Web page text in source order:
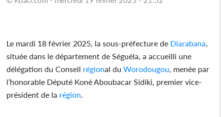
Le mardi 18 février 2025, la sous-préfecture de Diarabana
située dans le département de Séguéla, a accueilli une
délégation du Conseil régional du Worodougou , menée par
l’honorable Député Koné Aboubacar Sidiki, premier vice-
président de la région